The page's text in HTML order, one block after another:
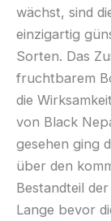
wächst, sind
einzigartig
Sorten. Das
fruchtbarem
die
von Black
gesehen ging
über den
Bestandteil
Lange bevor